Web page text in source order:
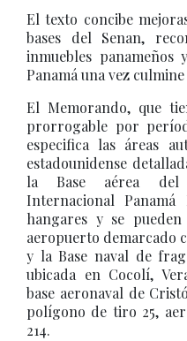
El texto concibe
bases del Senan,
inmuebles panameños
Panamá una vez
El Memorando, que
prorrogable por
especifica las áreas
estadounidense
la Base aérea del
Internacional
hangares y se
aeropuerto demarcado
y la Base naval de
ubicada en Cocolí,
base aeronaval de
polígono de tiro 25,
214.